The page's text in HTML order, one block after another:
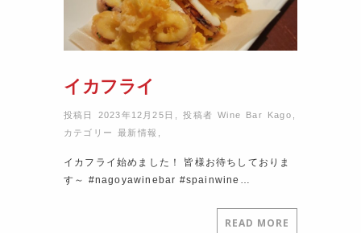
イカフライ
投稿日 2023年12月25日 ,投稿者Wine Bar Kago
カテゴリー最新情報
イカフライ始めました！ 皆様お待ちしておりま
す～ #nagoyawinebar #spainwine…
READ MORE